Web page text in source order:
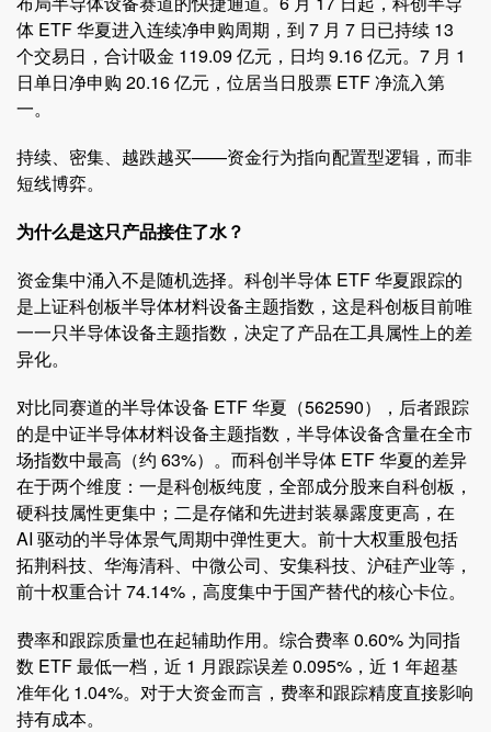
体 ETF 华夏进入连续净申购周期，到 7 月 7 日已持续 13
个交易日，合计吸金 119.09 亿元，日均 9.16 亿元。7 月 1
日单日净申购 20.16 亿元，位居当日股票 ETF 净流入第
一。
持续、密集、越跌越买——资金行为指向配置型逻辑，而非
短线博弈。
为什么是这只产品接住了水？
资金集中涌入不是随机选择。科创半导体 ETF 华夏跟踪的
是上证科创板半导体材料设备主题指数，这是科创板目前唯
一一只半导体设备主题指数，决定了产品在工具属性上的差
异化。
对比同赛道的半导体设备 ETF 华夏（562590），后者跟踪
的是中证半导体材料设备主题指数，半导体设备含量在全市
场指数中最高（约 63%）。而科创半导体 ETF 华夏的差异
在于两个维度：一是科创板纯度，全部成分股来自科创板，
硬科技属性更集中；二是存储和先进封装暴露度更高，在
AI 驱动的半导体景气周期中弹性更大。前十大权重股包括
拓荆科技、华海清科、中微公司、安集科技、沪硅产业等，
前十权重合计 74.14%，高度集中于国产替代的核心卡位。
费率和跟踪质量也在起辅助作用。综合费率 0.60% 为同指
数 ETF 最低一档，近 1 月跟踪误差 0.095%，近 1 年超基
准年化 1.04%。对于大资金而言，费率和跟踪精度直接影响
持有成本。